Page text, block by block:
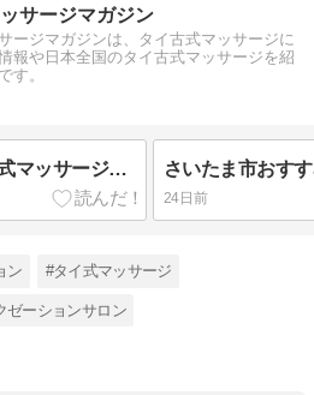
サージマガジン
ージマガジンは、タイ古式マッサージに
報や日本全国のタイ古式マッサージを紹
す。
上田市おすすめのタイ古式マッサージ10選【2026年最新】
24日前
ン #タイ式マッサージ
ゼーションサロン